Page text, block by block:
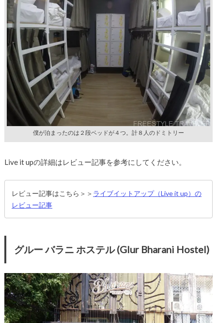
僕が泊まったのは２段ベッドが４つ。計８人のドミトリー
Live it upの詳細はレビュー記事を参考にしてください。
レビュー記事はこちら＞＞ ライブイットアップ（Live it up）の
レビュー記事
グルー バラニ ホステル (Glur Bharani Hostel)